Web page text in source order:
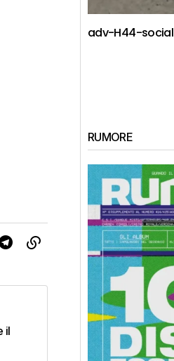
il
adv-H44-social
RUMORE